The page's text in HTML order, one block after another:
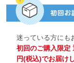
迷っている方にも
初回のご購入限定
円(税込)でお届け